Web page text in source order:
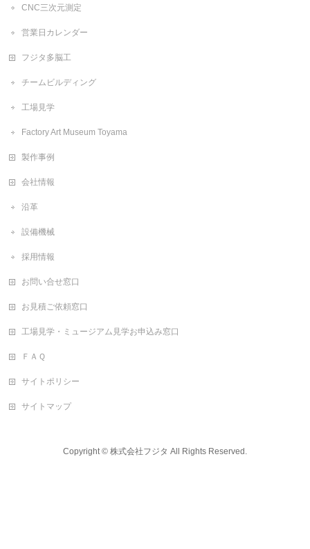
CNC三次元測定
営業日カレンダー
フジタ多脳工
チームビルディング
工場見学
Factory Art Museum Toyama
製作事例
会社情報
沿革
設備機械
採用情報
お問い合せ窓口
お見積ご依頼窓口
工場見学・ミュージアム見学お申込み窓口
ＦＡＱ
サイトポリシー
サイトマップ
Copyright © 株式会社フジタ All Rights Reserved.